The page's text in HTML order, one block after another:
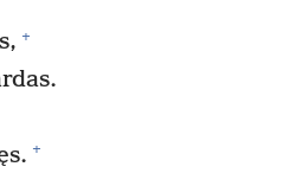
+
+